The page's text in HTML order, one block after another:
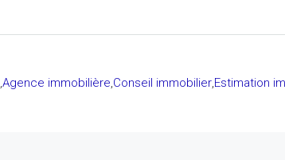
,Agence immobilière,Conseil immobilier,Estimation